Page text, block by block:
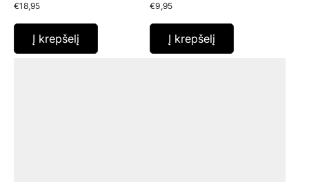
€18,95
Į krepšelį
€9,95
Į krepšelį